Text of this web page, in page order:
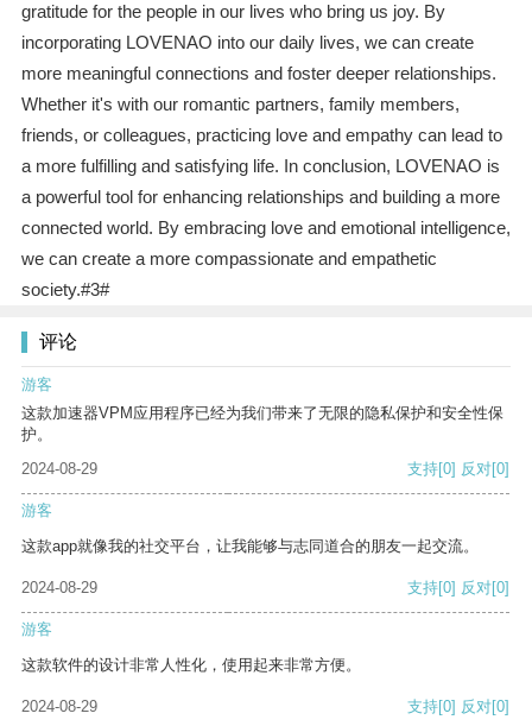
gratitude for the people in our lives who bring us joy. By
incorporating LOVENAO into our daily lives, we can create
more meaningful connections and foster deeper relationships.
Whether it's with our romantic partners, family members,
friends, or colleagues, practicing love and empathy can lead to
a more fulfilling and satisfying life. In conclusion, LOVENAO is
a powerful tool for enhancing relationships and building a more
connected world. By embracing love and emotional intelligence,
we can create a more compassionate and empathetic
society.#3#
评论
游客
这款加速器VPM应用程序已经为我们带来了无限的隐私保护和安全性保
护。
2024-08-29
支持[0] 反对[0]
游客
这款app就像我的社交平台，让我能够与志同道合的朋友一起交流。
2024-08-29 支持[0] 反对[0]
游客
这款软件的设计非常人性化，使用起来非常方便。
2024-08-29 支持[0] 反对[0]